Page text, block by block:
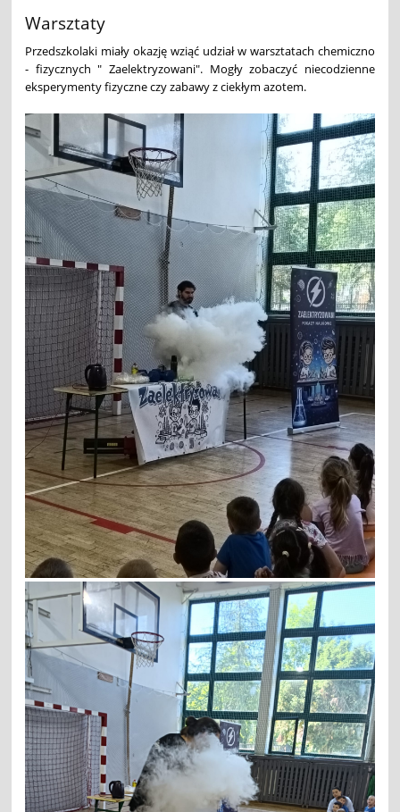
Warsztaty
Przedszkolaki miały okazję wziąć udział w warsztatach chemiczno
- fizycznych " Zaelektryzowani". Mogły zobaczyć niecodzienne
eksperymenty fizyczne czy zabawy z ciekłym azotem.